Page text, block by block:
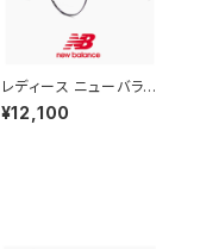
レディース ニューバラン
ス メガネ nb05314x-
4 new balance new
¥12,100